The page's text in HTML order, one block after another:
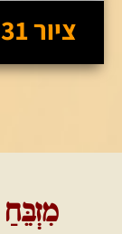
ציור 31